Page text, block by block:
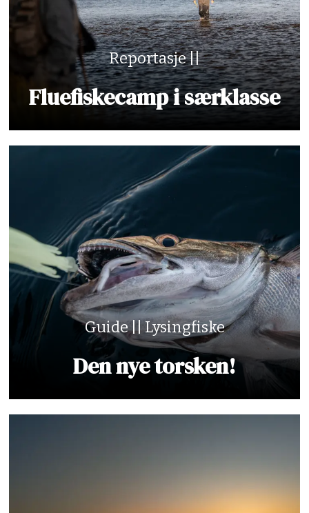
Reportasje ||
Fluefiskecamp i særklasse
Guide || Lysingfiske
Den nye torsken!